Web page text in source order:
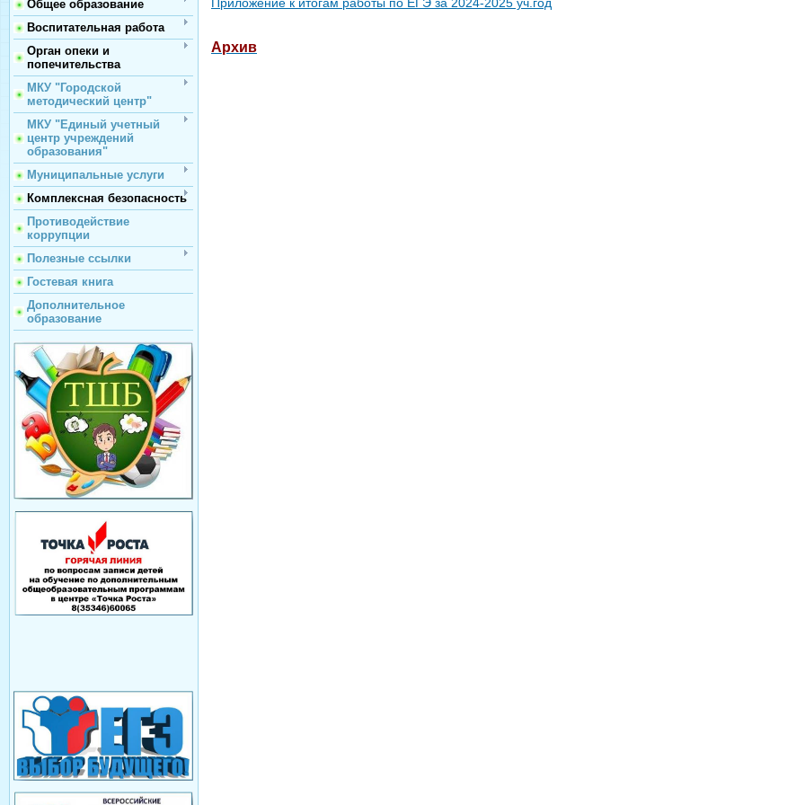
Общее образование
Воспитательная работа
Орган опеки и
попечительства
МКУ "Городской
методический центр"
МКУ "Единый учетный
центр учреждений
образования"
Муниципальные услуги
Комплексная безопасность
Противодействие
коррупции
Полезные ссылки
Гостевая книга
Дополнительное
образование
Архив